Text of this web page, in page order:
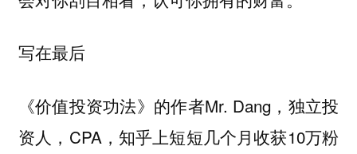
写在最后
《价值投资功法》的作者Mr. Dang，独立投
资人，CPA，知乎上短短几个月收获10万粉